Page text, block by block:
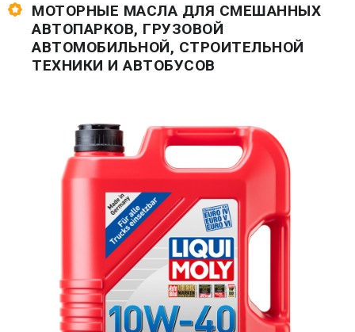
МОТОРНЫЕ МАСЛА ДЛЯ СМЕШАННЫХ
АВТОПАРКОВ, ГРУЗОВОЙ
АВТОМОБИЛЬНОЙ, СТРОИТЕЛЬНОЙ
ТЕХНИКИ И АВТОБУСОВ